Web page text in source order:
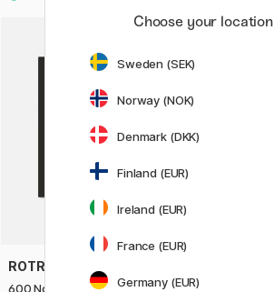
ROTRING
600 Notebook set
Choose your location
Sweden (SEK)
Norway (NOK)
Denmark (DKK)
Finland (EUR)
Ireland (EUR)
France (EUR)
Germany (EUR)